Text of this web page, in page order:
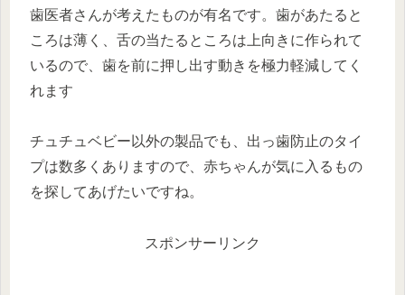
歯医者さんが考えたものが有名です。歯があたると
ころは薄く、舌の当たるところは上向きに作られて
いるので、歯を前に押し出す動きを極力軽減してく
れます
チュチュベビー以外の製品でも、出っ歯防止のタイ
プは数多くありますので、赤ちゃんが気に入るもの
を探してあげたいですね。
スポンサーリンク